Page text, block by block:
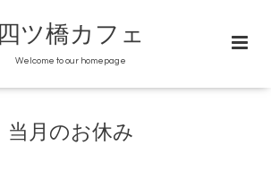
四ツ橋カフェ
Welcome to our homepage
当月のお休み